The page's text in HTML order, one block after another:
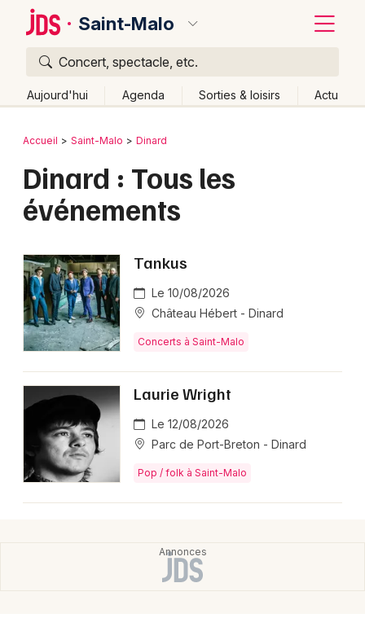
Saint-Malo
Concert, spectacle, etc.
Aujourd'hui Agenda Sorties & loisirs Actu
Publier un événement
Activité & Expérience
Manifestations
Spectacles
Concerts
Sports
Bordeaux
Colmar
Lyon
Marseille
Mulhouse
Montpellier
Nantes
Nice
Paris
Strasbourg
Retour
Accueil Saint-Malo Dinard
Dinard : Tous les
événements
Tankus
Le 10/08/2026
Château Hébert - Dinard
Concerts à Saint-Malo
Laurie Wright
Le 12/08/2026
Parc de Port-Breton - Dinard
Pop / folk à Saint-Malo
Quoi ?
Où ?
Partout
Près de moi Changer de lieu
Quand ?